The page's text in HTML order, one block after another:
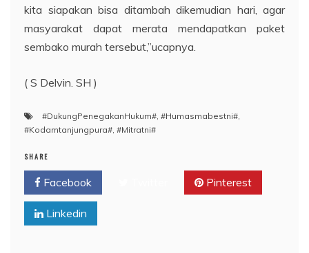
kita siapakan bisa ditambah dikemudian hari, agar
masyarakat dapat merata mendapatkan paket
sembako murah tersebut,”ucapnya.
( S Delvin. SH )
#DukungPenegakanHukum# #Humasmabestni#
#Kodamtanjungpura# #Mitratni#
SHARE
Facebook Pinterest
Linkedin